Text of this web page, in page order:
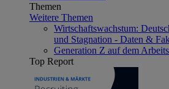
Themen
Weitere Themen
Wirtschaftswachstum:
und Stagnation - Daten &
Generation Z auf dem
Top Report